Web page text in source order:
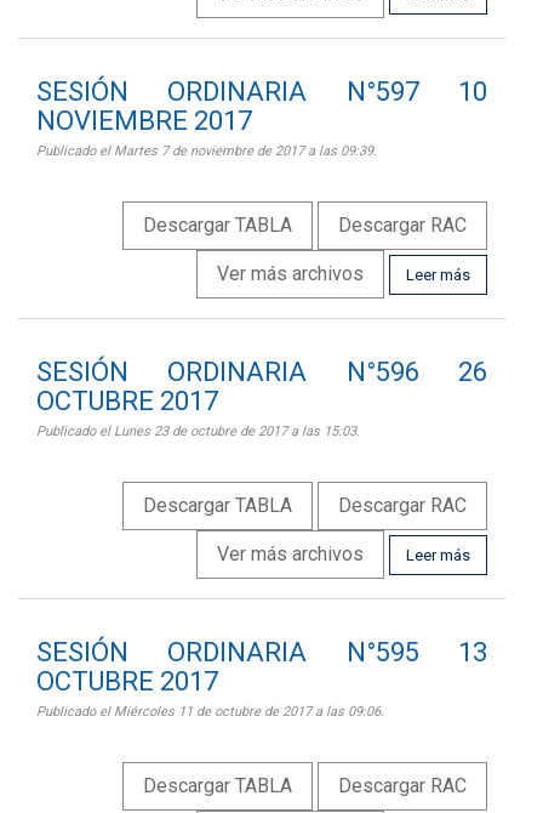
SESIÓN ORDINARIA N°597 10
NOVIEMBRE 2017
Publicado el Martes 7 de noviembre de 2017 a las 09:39.
Descargar TABLA Descargar RAC
Ver más archivos Leer más
SESIÓN ORDINARIA N°596 26
OCTUBRE 2017
Publicado el Lunes 23 de octubre de 2017 a las 15:03.
Descargar TABLA Descargar RAC
Ver más archivos Leer más
SESIÓN ORDINARIA N°595 13
OCTUBRE 2017
Publicado el Miércoles 11 de octubre de 2017 a las 09:06.
Descargar TABLA Descargar RAC